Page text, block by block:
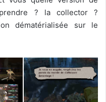
? la collector ?
dématérialisée sur le